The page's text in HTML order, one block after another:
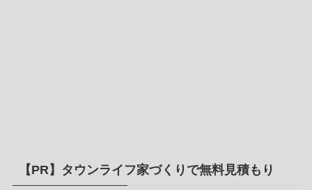
【PR】タウンライフ家づくりで無料見積もり